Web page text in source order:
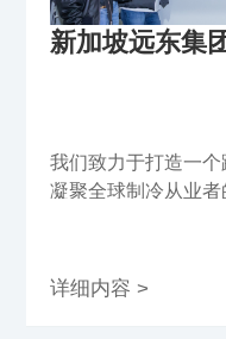
我们致力于打造一个
凝聚全球制冷从业
详细内容 >